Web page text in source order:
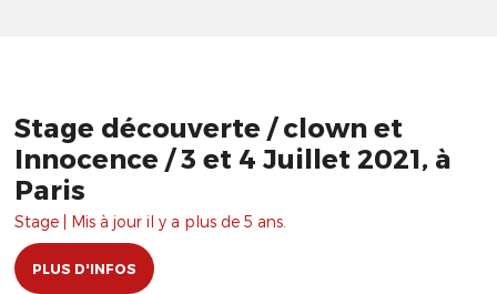
Stage découverte / clown et
Innocence / 3 et 4 Juillet 2021, à
Paris
Stage | Mis à jour il y a plus de 5 ans.
PLUS D'INFOS